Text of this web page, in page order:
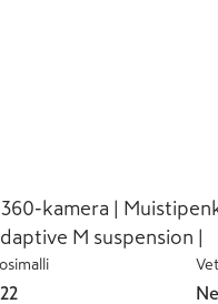
kamera |
M suspension |